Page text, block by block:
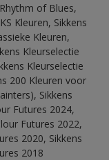
of Blues,
Kleuren, Sikkens
Kleuren,
Kleurselectie
Kleurselectie
200 Kleuren voor
Sikkens
Futures 2024,
Futures 2022,
2020, Sikkens
2018